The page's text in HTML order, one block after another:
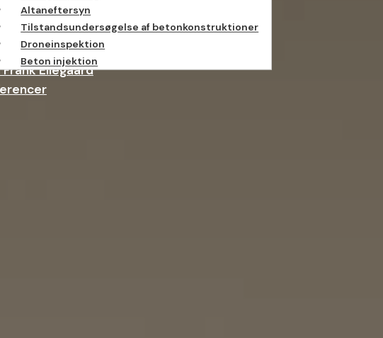
Altaneftersyn
Tilstandsundersøgelse af betonkonstruktioner
Droneinspektion
Beton injektion
Frank Ellegaard